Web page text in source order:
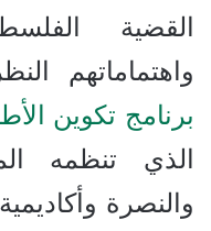
القضية
واهتماماتهم
برنامج تكوين
الذي تنظمه
والنصرة